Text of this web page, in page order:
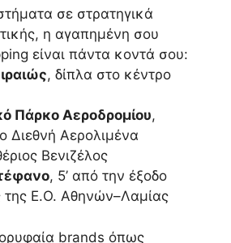
σε στρατηγικά
η αγαπημένη σου
είναι πάντα κοντά σου:
, δίπλα στο κέντρο
Πάρκο Αεροδρομίου,
Διεθνή Αερολιμένα
Βενιζέλος
, 5’ από την έξοδο
Ε.Ο. Αθηνών–Λαμίας
brands όπως